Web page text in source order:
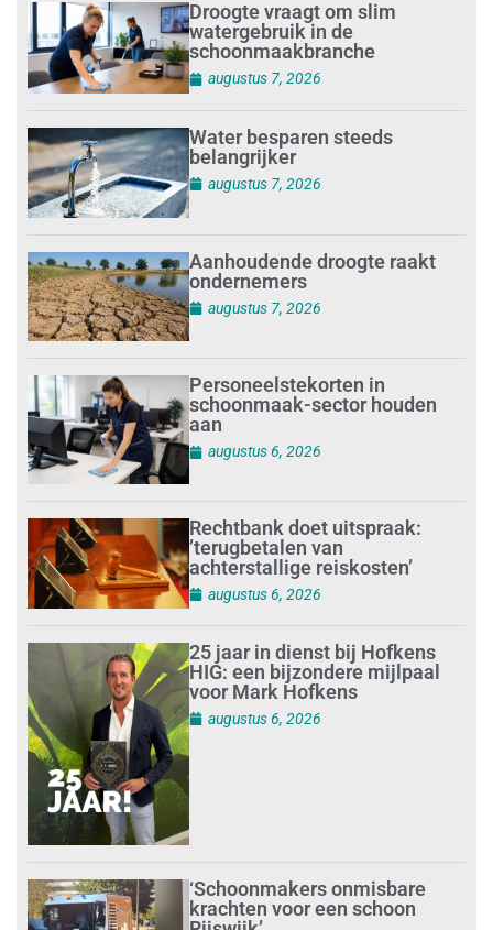
Droogte vraagt om slim
watergebruik in de
schoonmaakbranche
augustus 7, 2026
Water besparen steeds
belangrijker
augustus 7, 2026
Aanhoudende droogte raakt
ondernemers
augustus 7, 2026
Personeelstekorten in
schoonmaak-sector houden
aan
augustus 6, 2026
Rechtbank doet uitspraak:
’terugbetalen van
achterstallige reiskosten’
augustus 6, 2026
25 jaar in dienst bij Hofkens
HIG: een bijzondere mijlpaal
voor Mark Hofkens
augustus 6, 2026
‘Schoonmakers onmisbare
krachten voor een schoon